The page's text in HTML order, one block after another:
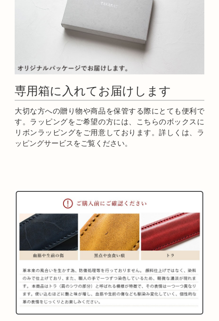
専用箱に入れてお届けします
大切な方への贈り物や商品を保管する際にとても便利で
す。ラッピングをご希望の方には、こちらのボックスに
リボンラッピングをご用意しております。詳しくは、 ラ
ッピングサービス をご覧ください。